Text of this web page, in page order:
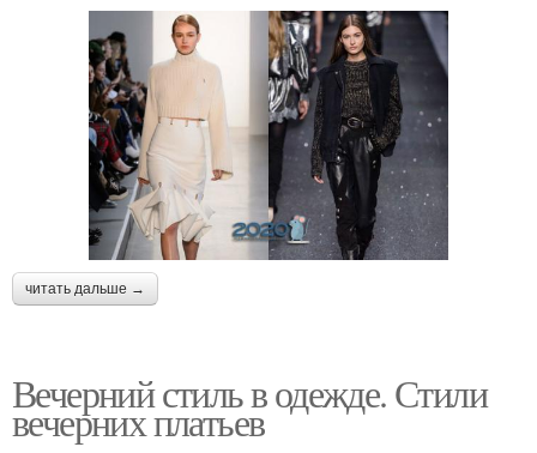
читать дальше →
Вечерний стиль в одежде. Стили
вечерних платьев